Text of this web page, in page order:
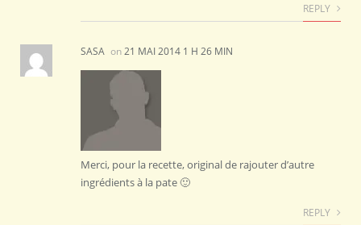
REPLY
SASA on21 MAI 2014 1 H 26 MIN
Merci, pour la recette, original de rajouter d’autre
ingrédients à la pate 🙂
REPLY